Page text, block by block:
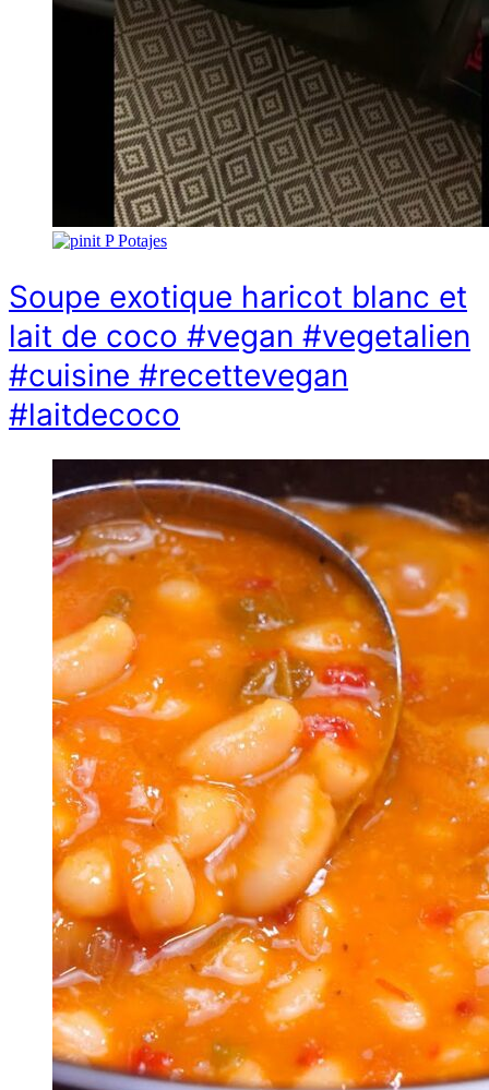
P Potajes
Soupe exotique haricot blanc et
lait de coco #vegan #vegetalien
#cuisine #recettevegan
#laitdecoco